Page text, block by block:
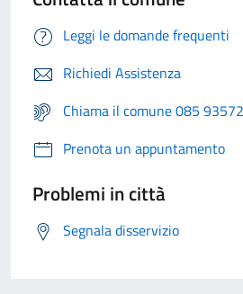
Leggi le domande frequenti
Richiedi Assistenza
Chiama il comune 085
Prenota un appuntamento
Problemi in città
Segnala disservizio